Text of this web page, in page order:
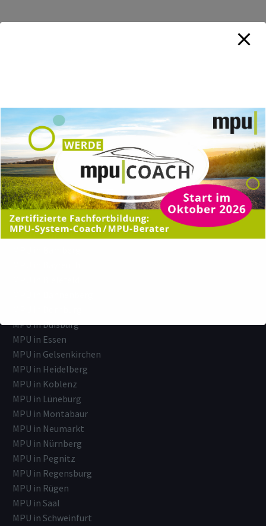
TRAININGSORTE
MPU in Amberg
MPU in Duisburg
MPU in Essen
MPU in Gelsenkirchen
MPU in Heidelberg
MPU in Koblenz
MPU in Lüneburg
MPU in Montabaur
MPU in Neumarkt
MPU in Nürnberg
MPU in Pegnitz
MPU in Regensburg
MPU in Rügen
MPU in Saal
MPU in Schweinfurt